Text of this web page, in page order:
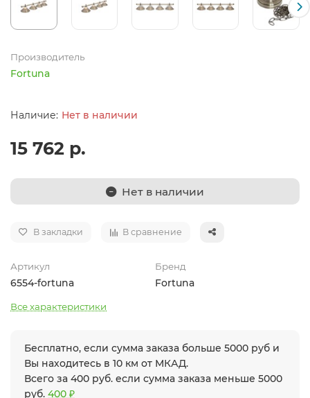
Производитель
Fortuna
Нет в наличии
15 762 р.
Нет в наличии
В закладки В сравнение
Артикул
6554-fortuna
Бренд
Fortuna
Все характеристики
Бесплатно, если сумма заказа больше 5000 руб и
Вы находитесь в 10 км от МКАД.
Всего за 400 руб. если сумма заказа меньше 5000
руб. 400 ₽